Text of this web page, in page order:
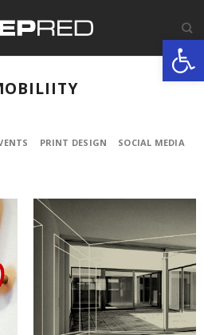
PRINT DESIGN SOCIAL MEDIA